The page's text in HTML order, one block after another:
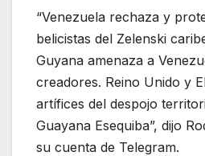
“Venezuela rechaza y
belicistas del Zelenski
Guyana amenaza a
creadores. Reino Unido y
artífices del despojo
Guayana Esequiba”, dijo
su cuenta de Telegram.